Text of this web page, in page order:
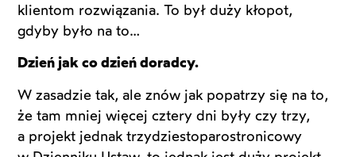
klientom rozwiązania. To był duży kłopot,
gdyby było na to…
Dzień jak co dzień doradcy.
W zasadzie tak, ale znów jak popatrzy się na to,
że tam mniej więcej cztery dni były czy trzy,
a projekt jednak trzydziestoparostronicowy